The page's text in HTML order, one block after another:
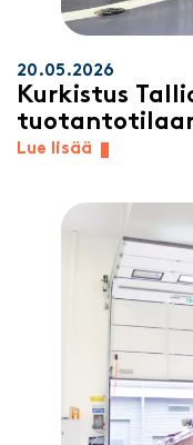
20.05.2026
Kurkistus
Lue lisää